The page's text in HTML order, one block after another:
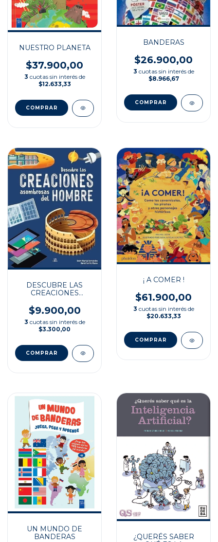
NUESTRO PLANETA
$37.900,00
3 cuotas sin interés de
$12.633,33
BANDERAS
$26.900,00
3 cuotas sin interés de
$8.966,67
DESCUBRE LAS
CREACIONES
HOMBRE
$9.900,00
3 cuotas sin interés de
$3.300,00
¡ A COMER !
$61.900,00
3 cuotas sin interés de
$20.633,33
UN MUNDO DE
BANDERAS
¿QUERÉS SABER